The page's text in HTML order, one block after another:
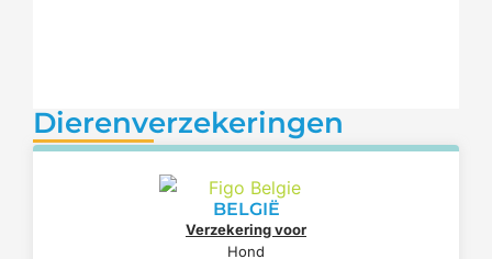
Dierenverzekeringen
BELGIË
Verzekering voor
Hond